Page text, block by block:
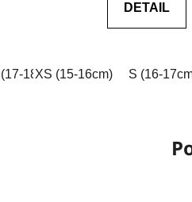
(17-18cm) L (18-19cm) XL
z
DETAIL
XS (15-16cm) S (16-